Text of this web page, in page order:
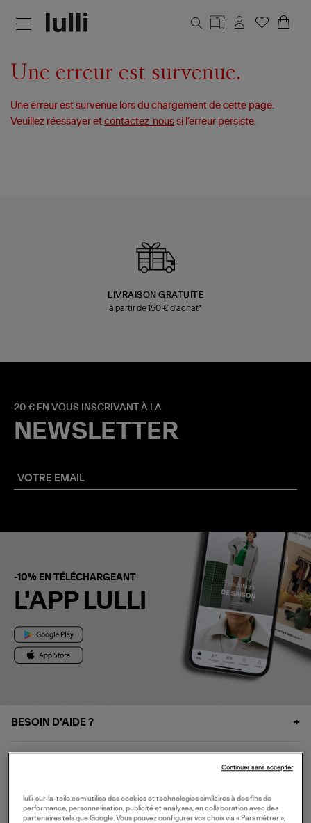
Une erreur est survenue.
Une erreur est survenue lors du chargement de cette page.
Veuillez réessayer etcontactez-nous si l’erreur persiste.
LIVRAISON GRATUITE
à partir de 150 € d'achat*
20 € EN VOUS INSCRIVANT À LA
NEWSLETTER
-10% EN TÉLÉCHARGEANT
L'APP LULLI
BESOIN D'AIDE ?
NOS SERVICES
lulli-sur-la-toile.com utilise des cookies et technologies similaires à des fins de
performance, personnalisation, publicité et analyses, en collaboration avec des
partenaires tels que Google. Vous pouvez configurer vos choix via « Paramétrer »,
Continuer sans accepter